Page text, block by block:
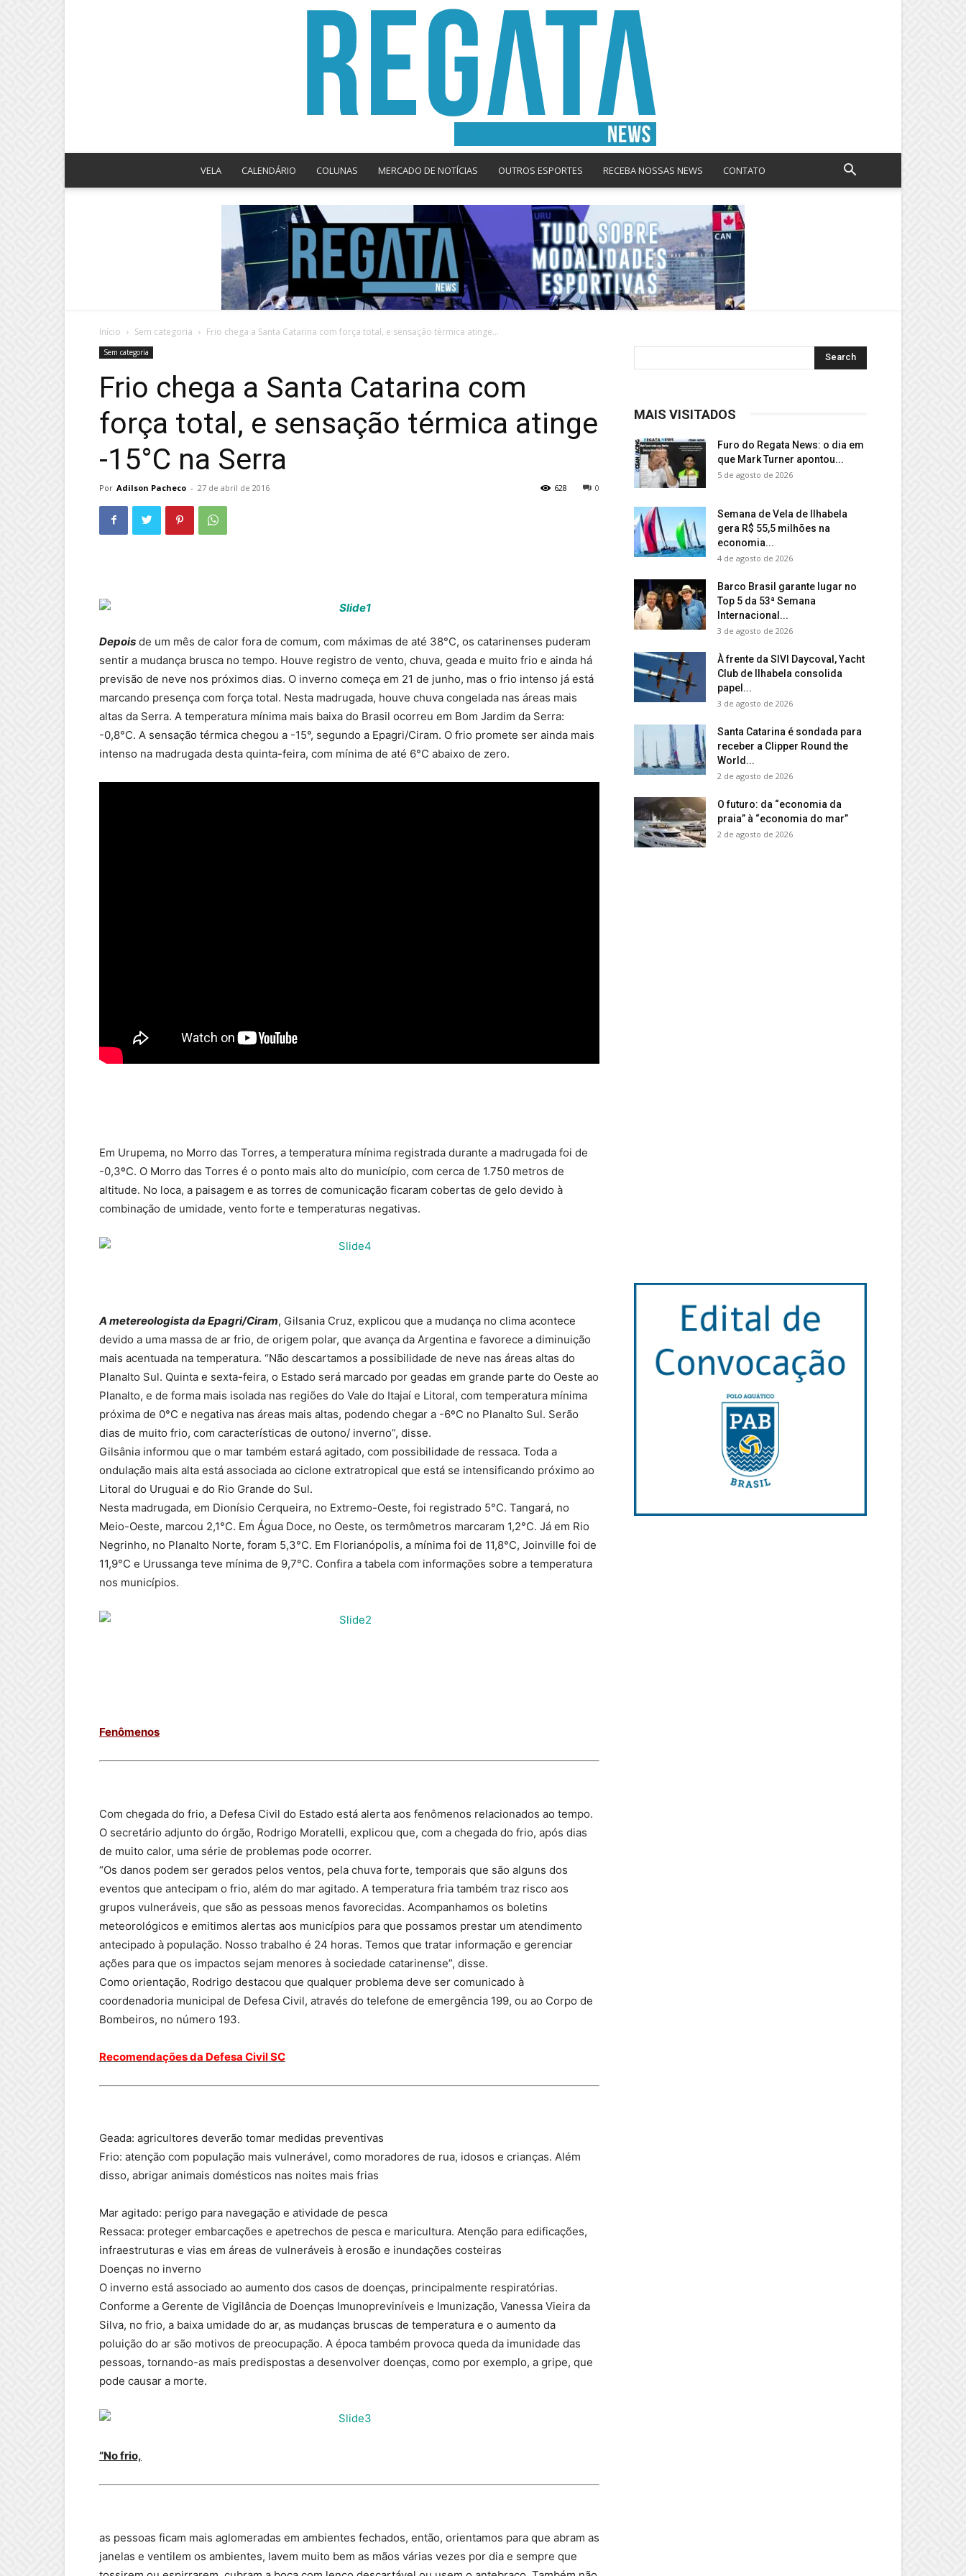
News
VELA CALENDÁRIO COLUNAS MERCADO DE NOTÍCIAS OUTROS ESPORTES RECEBA NOSSAS NEWS CONTATO
Início Sem categoria Frio chega a Santa Catarina com força total, e sensação térmica atinge...
Sem categoria
Frio chega a Santa Catarina com
força total, e sensação térmica atinge
-15°C na Serra
Por Adilson Pacheco - 27 de abril de 2016 0
628
Depois de um mês de calor fora de comum, com máximas de até 38°C, os catarinenses puderam
sentir a mudança brusca no tempo. Houve registro de vento, chuva, geada e muito frio e ainda há
previsão de neve nos próximos dias. O inverno começa em 21 de junho, mas o frio intenso já está
marcando presença com força total. Nesta madrugada, houve chuva congelada nas áreas mais
altas da Serra. A temperatura mínima mais baixa do Brasil ocorreu em Bom Jardim da Serra:
-0,8°C. A sensação térmica chegou a -15°, segundo a Epagri/Ciram. O frio promete ser ainda mais
intenso na madrugada desta quinta-feira, com mínima de até 6°C abaixo de zero.
Em Urupema, no Morro das Torres, a temperatura mínima registrada durante a madrugada foi de
-0,3ºC. O Morro das Torres é o ponto mais alto do município, com cerca de 1.750 metros de
altitude. No loca, a paisagem e as torres de comunicação ficaram cobertas de gelo devido à
combinação de umidade, vento forte e temperaturas negativas.
A metereologista da Epagri/Ciram, Gilsania Cruz, explicou que a mudança no clima acontece
devido a uma massa de ar frio, de origem polar, que avança da Argentina e favorece a diminuição
mais acentuada na temperatura. “Não descartamos a possibilidade de neve nas áreas altas do
Planalto Sul. Quinta e sexta-feira, o Estado será marcado por geadas em grande parte do Oeste ao
Planalto, e de forma mais isolada nas regiões do Vale do Itajaí e Litoral, com temperatura mínima
próxima de 0°C e negativa nas áreas mais altas, podendo chegar a -6ºC no Planalto Sul. Serão
dias de muito frio, com características de outono/ inverno”, disse.
Gilsânia informou que o mar também estará agitado, com possibilidade de ressaca. Toda a
ondulação mais alta está associada ao ciclone extratropical que está se intensificando próximo ao
Litoral do Uruguai e do Rio Grande do Sul.
Nesta madrugada, em Dionísio Cerqueira, no Extremo-Oeste, foi registrado 5°C. Tangará, no
Meio-Oeste, marcou 2,1°C. Em Água Doce, no Oeste, os termômetros marcaram 1,2°C. Já em Rio
Negrinho, no Planalto Norte, foram 5,3°C. Em Florianópolis, a mínima foi de 11,8°C, Joinville foi de
11,9°C e Urussanga teve mínima de 9,7°C. Confira a tabela com informações sobre a temperatura
nos municípios.
Fenômenos
Com chegada do frio, a Defesa Civil do Estado está alerta aos fenômenos relacionados ao tempo.
O secretário adjunto do órgão, Rodrigo Moratelli, explicou que, com a chegada do frio, após dias
de muito calor, uma série de problemas pode ocorrer.
“Os danos podem ser gerados pelos ventos, pela chuva forte, temporais que são alguns dos
eventos que antecipam o frio, além do mar agitado. A temperatura fria também traz risco aos
grupos vulneráveis, que são as pessoas menos favorecidas. Acompanhamos os boletins
meteorológicos e emitimos alertas aos municípios para que possamos prestar um atendimento
antecipado à população. Nosso trabalho é 24 horas. Temos que tratar informação e gerenciar
ações para que os impactos sejam menores à sociedade catarinense”, disse.
Como orientação, Rodrigo destacou que qualquer problema deve ser comunicado à
coordenadoria municipal de Defesa Civil, através do telefone de emergência 199, ou ao Corpo de
Bombeiros, no número 193.
Recomendações da Defesa Civil SC
Geada: agricultores deverão tomar medidas preventivas
Frio: atenção com população mais vulnerável, como moradores de rua, idosos e crianças. Além
disso, abrigar animais domésticos nas noites mais frias
Mar agitado: perigo para navegação e atividade de pesca
Ressaca: proteger embarcações e apetrechos de pesca e maricultura. Atenção para edificações,
infraestruturas e vias em áreas de vulneráveis à erosão e inundações costeiras
Doenças no inverno
O inverno está associado ao aumento dos casos de doenças, principalmente respiratórias.
Conforme a Gerente de Vigilância de Doenças Imunopreviníveis e Imunização, Vanessa Vieira da
Silva, no frio, a baixa umidade do ar, as mudanças bruscas de temperatura e o aumento da
poluição do ar são motivos de preocupação. A época também provoca queda da imunidade das
pessoas, tornando-as mais predispostas a desenvolver doenças, como por exemplo, a gripe, que
pode causar a morte.
“No frio,
as pessoas ficam mais aglomeradas em ambientes fechados, então, orientamos para que abram as
janelas e ventilem os ambientes, lavem muito bem as mãos várias vezes por dia e sempre que
MAIS VISITADOS
Furo do Regata News: o dia em
que Mark Turner apontou...
5 de agosto de 2026
Semana de Vela de Ilhabela
gera R$ 55,5 milhões na
economia...
4 de agosto de 2026
Barco Brasil garante lugar no
Top 5 da 53ª Semana
Internacional...
3 de agosto de 2026
À frente da SIVI Daycoval, Yacht
Club de Ilhabela consolida
papel...
3 de agosto de 2026
Santa Catarina é sondada para
receber a Clipper Round the
World...
2 de agosto de 2026
O futuro: da “economia da
praia” à “economia do mar”
2 de agosto de 2026